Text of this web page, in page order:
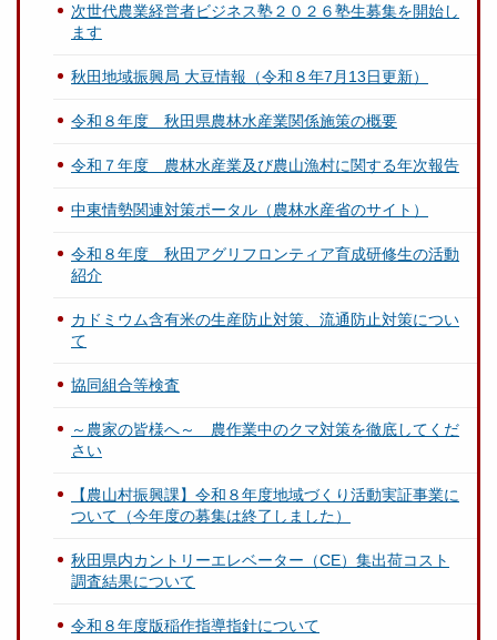
次世代農業経営者ビジネス塾２０２６塾生募集を開始し
ます
秋田地域振興局 大豆情報（令和８年7月13日更新）
令和８年度 秋田県農林水産業関係施策の概要
令和７年度 農林水産業及び農山漁村に関する年次報告
中東情勢関連対策ポータル（農林水産省のサイト）
令和８年度 秋田アグリフロンティア育成研修生の活動
紹介
カドミウム含有米の生産防止対策、流通防止対策につい
て
協同組合等検査
～農家の皆様へ～ 農作業中のクマ対策を徹底してくだ
さい
【農山村振興課】令和８年度地域づくり活動実証事業に
ついて（今年度の募集は終了しました）
秋田県内カントリーエレベーター（CE）集出荷コスト
調査結果について
令和８年度版稲作指導指針について